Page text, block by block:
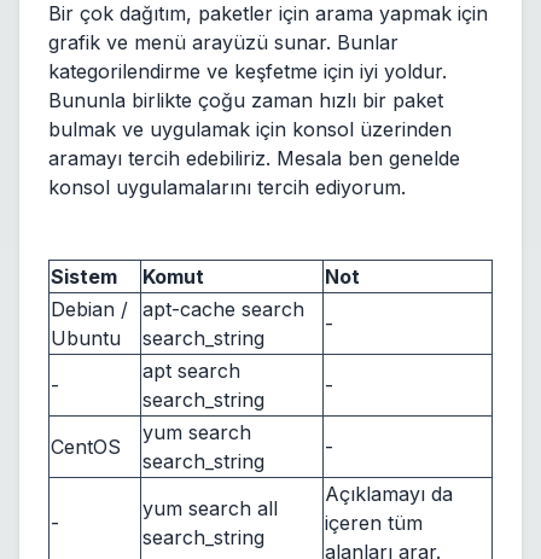
Bir çok dağıtım, paketler için arama yapmak için
grafik ve menü arayüzü sunar. Bunlar
kategorilendirme ve keşfetme için iyi yoldur.
Bununla birlikte çoğu zaman hızlı bir paket
bulmak ve uygulamak için konsol üzerinden
aramayı tercih edebiliriz. Mesala ben genelde
konsol uygulamalarını tercih ediyorum.
Sistem Komut
Not
Debian /
Ubuntu
apt-cache search
search_string
-
-
apt search
search_string
-
CentOS
yum search
search_string
-
-
yum search all
search_string
Açıklamayı da
içeren tüm
alanları arar.